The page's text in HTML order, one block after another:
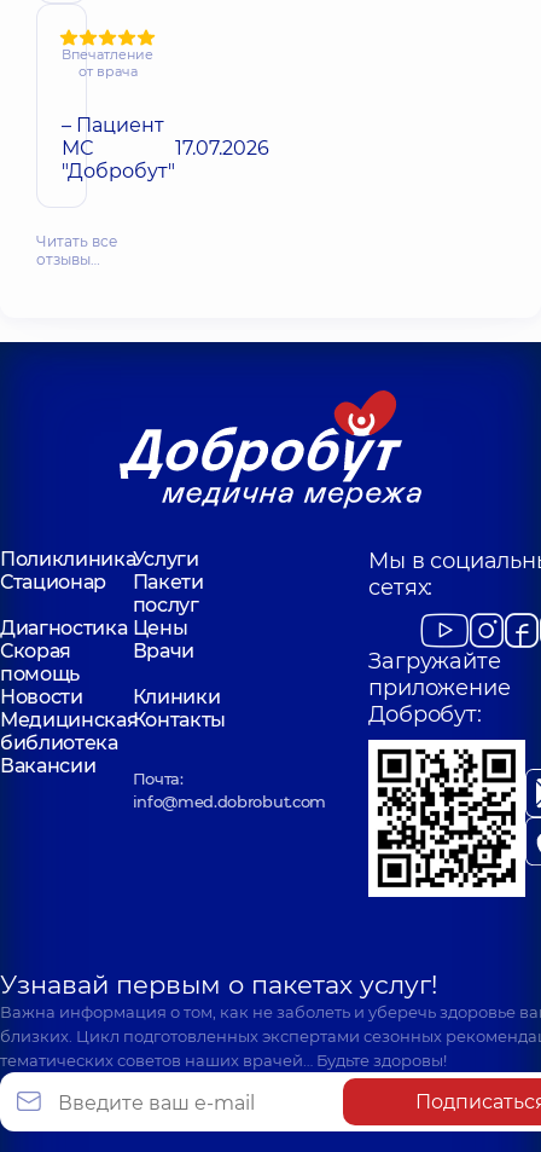
Впечатление
от врача
– Пациент
МС
"Добробут"
17.07.2026
Читать все
отзывы…
ПоликлиникаУслуги
Стационар
Пакети
послуг
Диагностика Цены
Скорая
помощь
Врачи
Новости
Клиники
Медицинская
библиотека
Контакты
Вакансии
Почта:
info@med.dobrobut.com
Мы в
сетях:
Загружайте
приложение
Добробут:
Узнавай первым о пакетах услуг!
Важна информация о том, как не заболеть и уберечь здоровье
близких. Цикл подготовленных экспертами сезонных
тематических советов наших врачей… Будьте здоровы!